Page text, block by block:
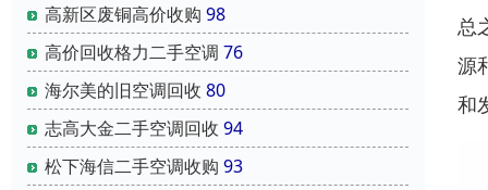
高新区废铜高价收购 98
高价回收格力二手空调 76
海尔美的旧空调回收 80
志高大金二手空调回收 94
松下海信二手空调收购 93
总
源
和